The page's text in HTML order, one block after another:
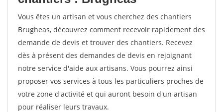
Vous êtes un artisan et vous cherchez des chantiers
Brugheas, découvrez comment recevoir rapidement des
demande de devis et trouver des chantiers. Recevez
dès à présent des demandes de devis en rejoignant
notre service d'aide aux artisans. Vous pourrez ainsi
proposer vos services à tous les particuliers proches de
votre zone d'activité et qui auront besoin d'un artisan
pour réaliser leurs travaux.